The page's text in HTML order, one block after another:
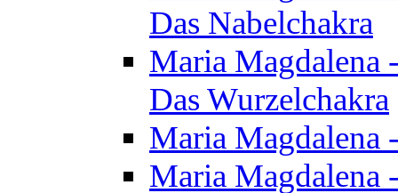
Das Nabelchakra
Maria Magdalena
Das Wurzelchakra
Maria Magdalena
Maria Magdalena